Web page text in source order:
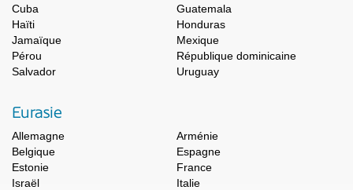
Cuba
Guatemala
Haïti
Honduras
Jamaïque
Mexique
Pérou
République dominicaine
Salvador
Uruguay
Eurasie
Allemagne
Arménie
Belgique
Espagne
Estonie
France
Israël
Italie